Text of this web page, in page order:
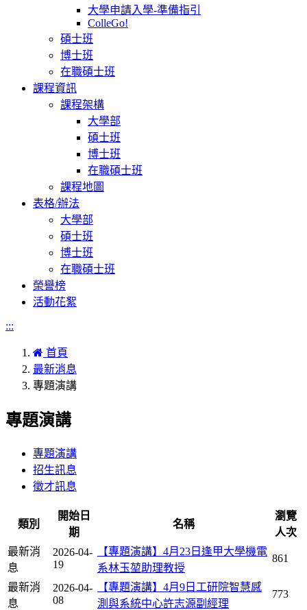
大學申請入學-準備指引
ColleGo!
碩士班
博士班
在職碩士班
課程資訊
課程架構
大學部
碩士班
博士班
在職碩士班
課程地圖
表格/辦法
大學部
碩士班
博士班
在職碩士班
榮譽榜
活動花絮
:::
首頁
最新消息
專題演講
專題演講
專題演講
招生訊息
徵才訊息
類別
開始日
期
名稱
瀏覽
人次
最新消
息
2026-04-
19
【專題演講】4月23日逢甲大學機電
系林玉堃助理教授
861
最新消
息
2026-04-
08
【專題演講】4月9日工研院智慧感
測與系統中心許志源副經理
773